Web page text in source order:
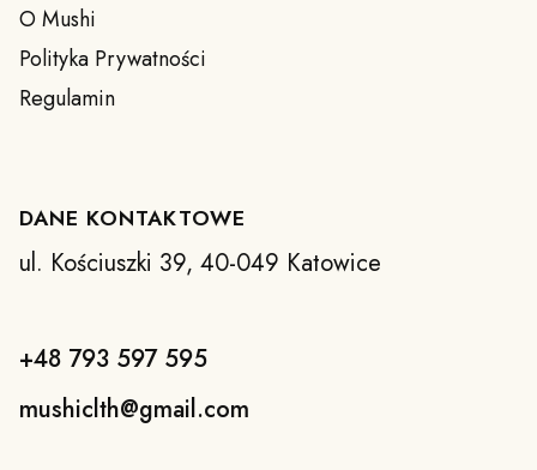
O Mushi
Polityka Prywatności
Regulamin
DANE KONTAKTOWE
ul. Kościuszki 39, 40-049 Katowice
+48 793 597 595
mushiclth@gmail.com